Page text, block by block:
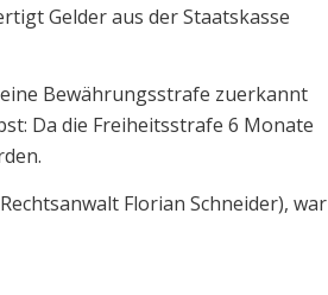
Gelder aus der Staatskasse
Bewährungsstrafe zuerkannt
Da die Freiheitsstrafe 6 Monate
Florian Schneider), war